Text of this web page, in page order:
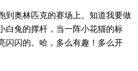
到奥林匹克的赛场上。知道我要做
白兔的撑杆，当一阵小花猫的标
闪闪的。哈，多么有趣！多么开